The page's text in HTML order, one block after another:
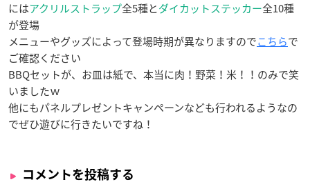
にはアクリルストラップ全5種とダイカットステッカー全10種
が登場
メニューやグッズによって登場時期が異なりますのでこちらで
ご確認ください
BBQセットが、お皿は紙で、本当に肉！野菜！米！！のみで笑
いましたｗ
他にもパネルプレゼントキャンペーンなども行われるようなの
でぜひ遊びに行きたいですね！
コメントを投稿する